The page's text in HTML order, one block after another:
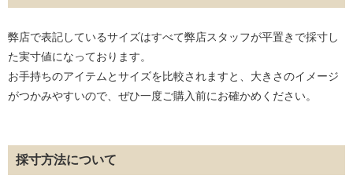
弊店で表記しているサイズはすべて弊店スタッフが平置きで採寸し
た実寸値になっております。
お手持ちのアイテムとサイズを比較されますと、大きさのイメージ
がつかみやすいので、ぜひ一度ご購入前にお確かめください。
採寸方法について